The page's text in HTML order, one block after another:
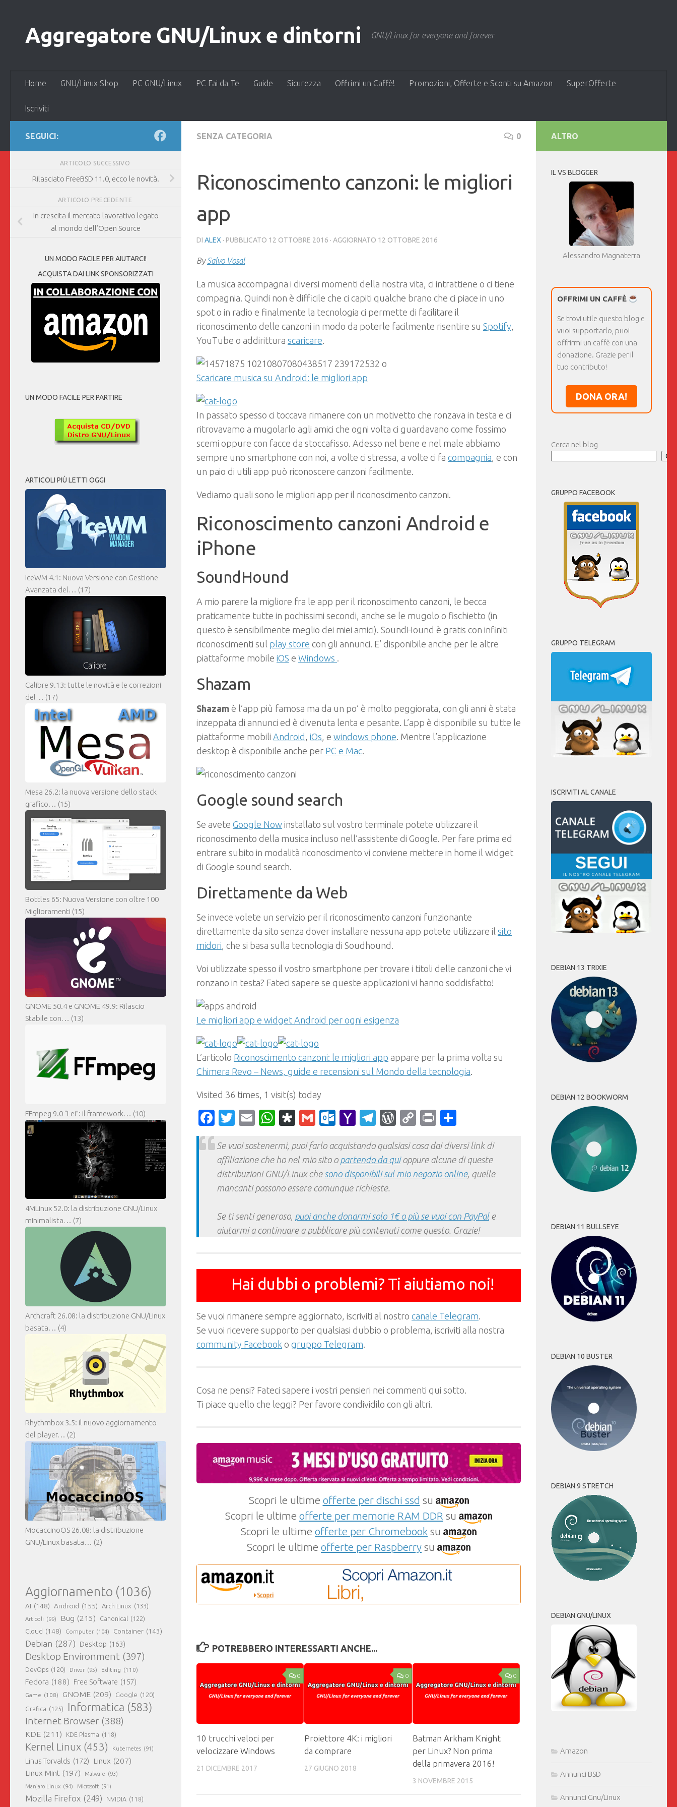
Aggregatore GNU/Linux e dintorni GNU/Linux for everyone and forever
Home GNU/Linux Shop PC GNU/Linux PC Fai da Te Guide Sicurezza Offrimi un Caffè! Promozioni, Offerte e Sconti su Amazon SuperOfferte
Iscriviti
SENZA CATEGORIA 0
Riconoscimento canzoni: le migliori
app
DI ALEX · PUBBLICATO 12 OTTOBRE 2016 · AGGIORNATO 12 OTTOBRE 2016
BySalvo Vosal
La musica accompagna i diversi momenti della nostra vita, ci intrattiene o ci tiene
compagnia. Quindi non è difficile che ci capiti qualche brano che ci piace in uno
spot o in radio e finalmente la tecnologia ci permette di facilitare il
riconoscimento delle canzoni in modo da poterle facilmente risentire su Spotify,
YouTube o addirittura scaricare.
Scaricare musica su Android: le migliori app
In passato spesso ci toccava rimanere con un motivetto che ronzava in testa e ci
ritrovavamo a mugolarlo agli amici che ogni volta ci guardavano come fossimo
scemi oppure con facce da stoccafisso. Adesso nel bene e nel male abbiamo
sempre uno smartphone con noi, a volte ci stressa, a volte ci fa compagnia, e con
un paio di utili app può riconoscere canzoni facilmente.
Vediamo quali sono le migliori app per il riconoscimento canzoni.
Riconoscimento canzoni Android e
iPhone
SoundHound
A mio parere la migliore fra le app per il riconoscimento canzoni, le becca
praticamente tutte in pochissimi secondi, anche se le mugolo o fischietto (in
questo è sensibilmente meglio dei miei amici). SoundHound è gratis con infiniti
riconoscimenti sul play store con gli annunci. E’ disponibile anche per le altre
piattaforme mobile iOS e Windows .
Shazam
Shazam è l’app più famosa ma da un po’ è molto peggiorata, con gli anni è stata
inzeppata di annunci ed è divenuta lenta e pesante. L’app è disponibile su tutte le
piattaforme mobili Android , iOs, e windows phone. Mentre l’applicazione
desktop è disponibile anche per PC e Mac.
Google sound search
Se avete Google Now installato sul vostro terminale potete utilizzare il
riconoscimento della musica incluso nell’assistente di Google. Per fare prima ed
entrare subito in modalità riconoscimento vi conviene mettere in home il widget
di Google sound search.
Direttamente da Web
Se invece volete un servizio per il riconoscimento canzoni funzionante
direttamente da sito senza dover installare nessuna app potete utilizzare il sito
midori, che si basa sulla tecnologia di Soudhound.
Voi utilizzate spesso il vostro smartphone per trovare i titoli delle canzoni che vi
ronzano in testa? Fateci sapere se queste applicazioni vi hanno soddisfatto!
Le migliori app e widget Android per ogni esigenza
L’articolo Riconoscimento canzoni: le migliori app appare per la prima volta su
Chimera Revo – News, guide e recensioni sul Mondo della tecnologia.
Visited 36 times, 1 visit(s) today
Facebook
Twitter
EmailWhatsApp
Diaspora
GmailOutlook.com
YahooTelegram
WordPress
CopyPrint
Se vuoi sostenermi, puoi farlo acquistando qualsiasi cosa dai diversi link di
affiliazione che ho nel mio sito o partendo da quioppure alcune di queste
distribuzioni GNU/Linux che sono disponibili sul mio negozio online, quelle
mancanti possono essere comunque richieste.
Se ti senti generoso, puoi anche donarmi solo 1€ o più se vuoi con PayPale
aiutarmi a continuare a pubblicare più contenuti come questo. Grazie!
Hai dubbi o problemi? Ti aiutiamo noi!
Se vuoi rimanere sempre aggiornato, iscriviti al nostro canale Telegram.
Se vuoi ricevere supporto per qualsiasi dubbio o problema, iscriviti alla nostra
community Facebook o gruppo Telegram.
Cosa ne pensi? Fateci sapere i vostri pensieri nei commenti qui sotto.
Ti piace quello che leggi? Per favore condividilo con gli altri.
Scopri le ultime offerte per dischi ssd su
Scopri le ultime offerte per memorie RAM DDR su
Scopri le ultime offerte per Chromebook su
Scopri le ultime offerte per Raspberry su
POTREBBERO INTERESSARTI ANCHE...
0
10 trucchi veloci per
velocizzare Windows
21 DICEMBRE 2017
0
Proiettore 4K: i migliori
da comprare
27 GIUGNO 2018
0
Batman Arkham Knight
per Linux? Non prima
della primavera 2016!
3 NOVEMBRE 2015
SEGUICI:
ARTICOLO SUCCESSIVO
Rilasciato FreeBSD 11.0, ecco le novità.
ARTICOLO PRECEDENTE
In crescita il mercato lavorativo legato
al mondo dell’Open Source
UN MODO FACILE PER AIUTARCI!
ACQUISTA DAI LINK SPONSORIZZATI
UN MODO FACILE PER PARTIRE
ARTICOLI PIÙ LETTI OGGI
IceWM 4.1: Nuova Versione con Gestione
Avanzata del… (17)
Calibre 9.13: tutte le novità e le correzioni
del… (17)
Mesa 26.2: la nuova versione dello stack
grafico… (15)
Bottles 65: Nuova Versione con oltre 100
Miglioramenti (15)
GNOME 50.4 e GNOME 49.9: Rilascio
Stabile con… (13)
FFmpeg 9.0 “Lei”: il framework… (10)
4MLinux 52.0: la distribuzione GNU/Linux
minimalista… (7)
Archcraft 26.08: la distribuzione GNU/Linux
basata… (4)
Rhythmbox 3.5: il nuovo aggiornamento
del player… (2)
MocaccinoOS 26.08: la distribuzione
GNU/Linux basata… (2)
Aggiornamento (1036)
AI (148) Android (155) Arch Linux (133)
Articoli (99) Bug (215) Canonical (122)
Cloud (148) Computer (104) Container (143)
Debian (287) Desktop (163)
Desktop Environment (397)
DevOps (120) Driver (95) Editing (110)
Fedora (188) Free Software (157)
Game (108) GNOME (209) Google (120)
Grafica (125) Informatica (583)
Internet Browser (388)
KDE (211) KDE Plasma (118)
Kernel Linux (453) Kubernetes (91)
Linus Torvalds (172) Linux (207)
Linux Mint (197) Malware (93)
Manjaro Linux (94) Microsoft (91)
Mozilla Firefox (249) NVIDIA (118)
ALTRO
IL VS BLOGGER
Alessandro Magnaterra
OFFRIMI UN CAFFÈ
Se trovi utile questo blog e
vuoi supportarlo, puoi
offrirmi un caffè con una
donazione. Grazie per il
tuo contributo!
DONA ORA!
Cerca nel blog
GRUPPO FACEBOOK
GRUPPO TELEGRAM
ISCRIVITI AL CANALE
DEBIAN 13 TRIXIE
DEBIAN 12 BOOKWORM
DEBIAN 11 BULLSEYE
DEBIAN 10 BUSTER
DEBIAN 9 STRETCH
DEBIAN GNU/LINUX
Amazon
Annunci BSD
Annunci Gnu/Linux